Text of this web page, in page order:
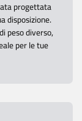
progettata
disposizione.
peso diverso,
per le tue